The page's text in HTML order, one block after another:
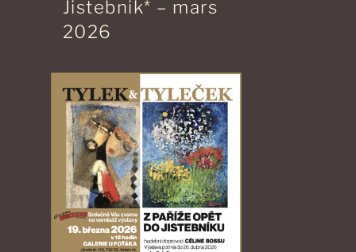
Jistebnik* – mars
2026